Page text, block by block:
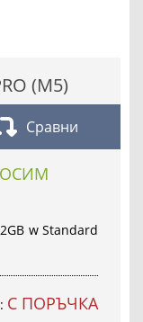
(M5)
Сравни
w Standard
С ПОРЪЧКА